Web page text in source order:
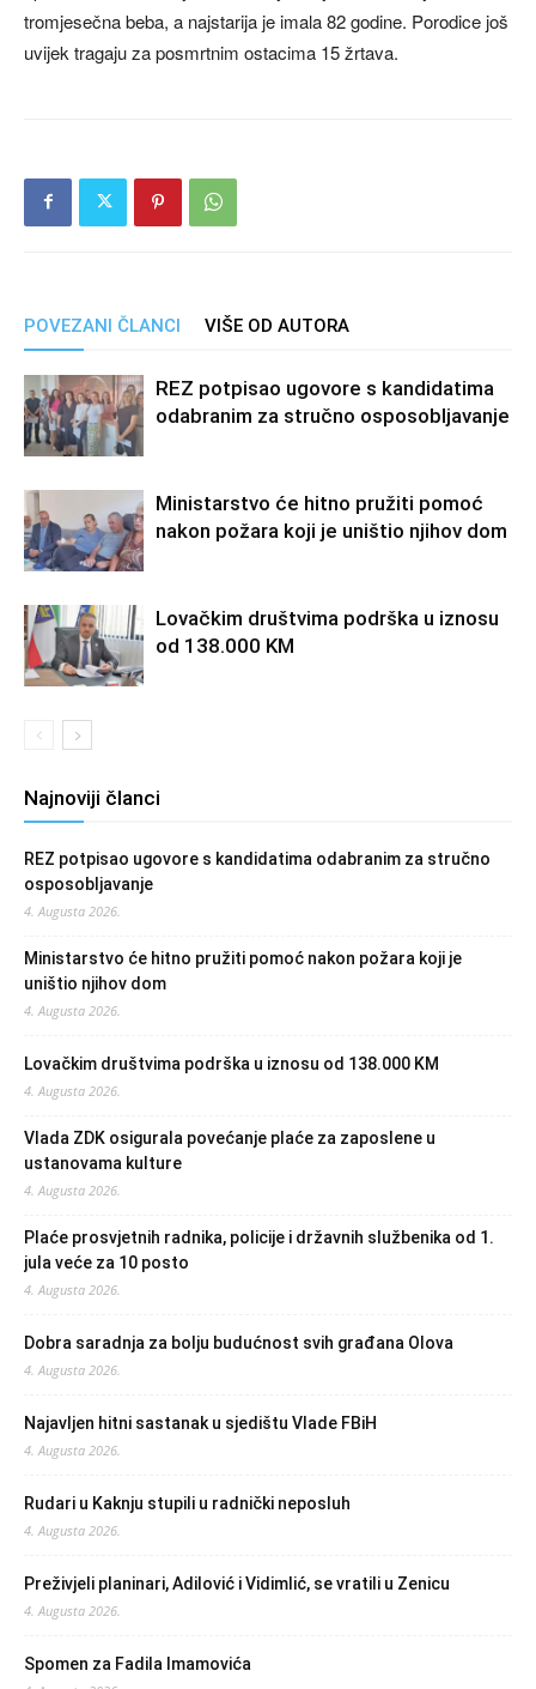
tromjesečna beba, a najstarija je imala 82 godine. Porodice još
uvijek tragaju za posmrtnim ostacima 15 žrtava.
POVEZANI ČLANCI VIŠE OD AUTORA
REZ potpisao ugovore s kandidatima
odabranim za stručno osposobljavanje
Ministarstvo će hitno pružiti pomoć
nakon požara koji je uništio njihov dom
Lovačkim društvima podrška u iznosu
od 138.000 KM
Najnoviji članci
REZ potpisao ugovore s kandidatima odabranim za stručno
osposobljavanje
4. Augusta 2026.
Ministarstvo će hitno pružiti pomoć nakon požara koji je
uništio njihov dom
4. Augusta 2026.
Lovačkim društvima podrška u iznosu od 138.000 KM
4. Augusta 2026.
Vlada ZDK osigurala povećanje plaće za zaposlene u
ustanovama kulture
4. Augusta 2026.
Plaće prosvjetnih radnika, policije i državnih službenika od 1.
jula veće za 10 posto
4. Augusta 2026.
Dobra saradnja za bolju budućnost svih građana Olova
4. Augusta 2026.
Najavljen hitni sastanak u sjedištu Vlade FBiH
4. Augusta 2026.
Rudari u Kaknju stupili u radnički neposluh
4. Augusta 2026.
Preživjeli planinari, Adilović i Vidimlić, se vratili u Zenicu
4. Augusta 2026.
Spomen za Fadila Imamovića